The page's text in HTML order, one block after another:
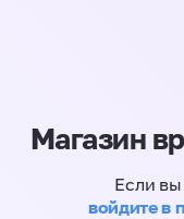
Магазин
Если
войдите в